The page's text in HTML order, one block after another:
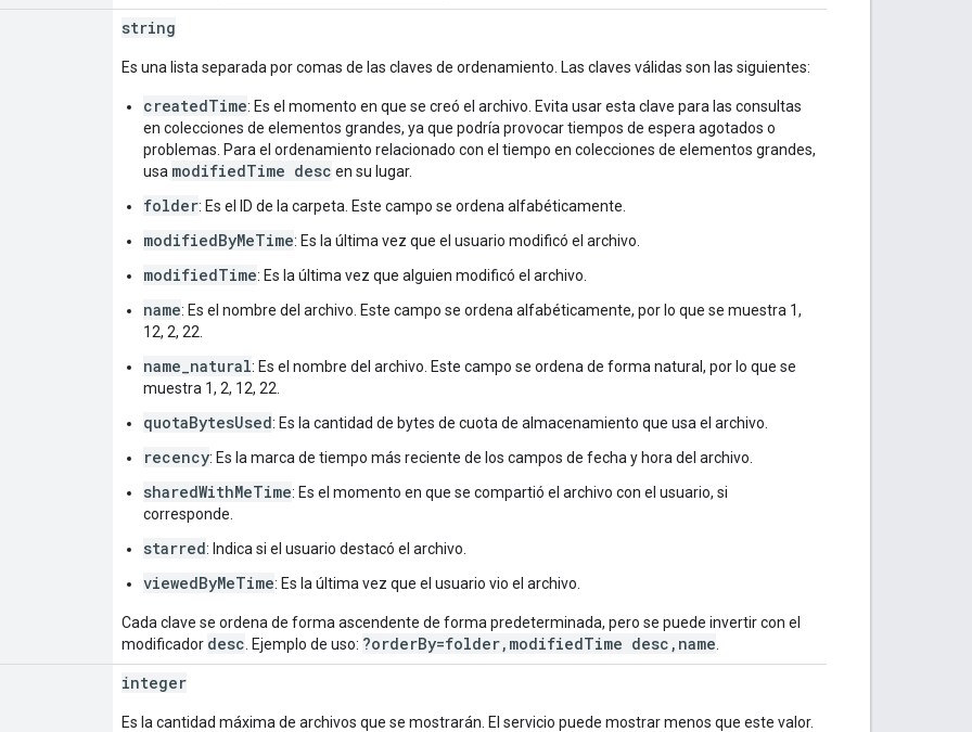
string
Es una lista separada por comas de las claves de ordenamiento. Las claves válidas son las siguientes:
createdTime: Es el momento en que se creó el archivo. Evita usar esta clave para las consultas
en colecciones de elementos grandes, ya que podría provocar tiempos de espera agotados o
problemas. Para el ordenamiento relacionado con el tiempo en colecciones de elementos grandes,
usa modifiedTime desc en su lugar.
folder: Es el ID de la carpeta. Este campo se ordena alfabéticamente.
modifiedByMeTime: Es la última vez que el usuario modificó el archivo.
modifiedTime: Es la última vez que alguien modificó el archivo.
name: Es el nombre del archivo. Este campo se ordena alfabéticamente, por lo que se muestra 1,
12, 2, 22.
name_natural: Es el nombre del archivo. Este campo se ordena de forma natural, por lo que se
muestra 1, 2, 12, 22.
quotaBytesUsed: Es la cantidad de bytes de cuota de almacenamiento que usa el archivo.
recency: Es la marca de tiempo más reciente de los campos de fecha y hora del archivo.
sharedWithMeTime: Es el momento en que se compartió el archivo con el usuario, si
corresponde.
starred: Indica si el usuario destacó el archivo.
viewedByMeTime: Es la última vez que el usuario vio el archivo.
Cada clave se ordena de forma ascendente de forma predeterminada, pero se puede invertir con el
modificador desc . Ejemplo de uso: ?orderBy=folder,modifiedTime desc,name
integer
Es la cantidad máxima de archivos que se mostrarán. El servicio puede mostrar menos que este valor.